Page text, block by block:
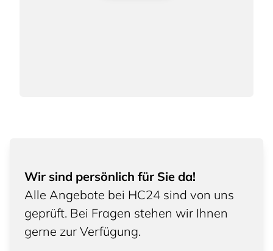
Wir sind persönlich für Sie da!
Alle Angebote bei HC24 sind von uns
geprüft. Bei Fragen stehen wir Ihnen
gerne zur Verfügung.